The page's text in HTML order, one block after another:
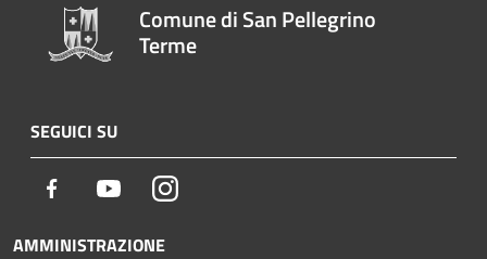
Comune di San Pellegrino
Terme
SEGUICI SU
Facebook YoutubeInstagram
AMMINISTRAZIONE